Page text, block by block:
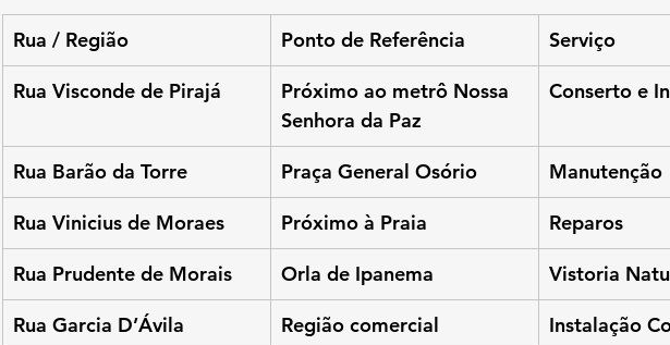
Rua / Região Ponto de Referência Serviço
Rua Visconde de Pirajá
Próximo ao metrô Nossa
Senhora da Paz
Conserto e
Rua Barão da Torre Praça General Osório Manutenção
Rua Vinicius de Moraes Próximo à Praia Reparos
Rua Prudente de Morais Orla de Ipanema Vistoria
Rua Garcia D’Ávila Região comercial Instalação